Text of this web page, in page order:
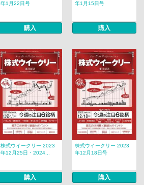
年1月22日号
購入
年1月15日号
購入
株式ウイークリー 2023
年12月25日・2024...
購入
株式ウイークリー 2023
年12月18日号
購入